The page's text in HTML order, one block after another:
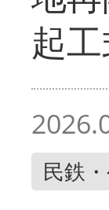
起
民鉄